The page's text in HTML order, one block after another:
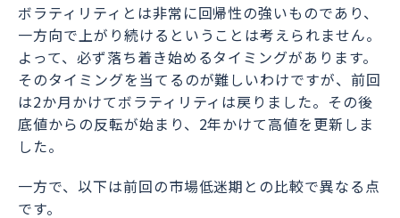
ボラティリティとは非常に回帰性の強いものであり、
一方向で上がり続けるということは考えられません。
よって、必ず落ち着き始めるタイミングがあります。
そのタイミングを当てるのが難しいわけですが、前回
は2か月かけてボラティリティは戻りました。その後
底値からの反転が始まり、2年かけて高値を更新しま
した。
一方で、以下は前回の市場低迷期との比較で異なる点
です。